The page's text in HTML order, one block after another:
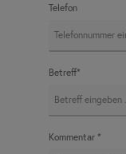
Telefon
Betreff*
Kommentar *